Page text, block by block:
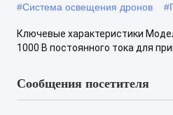
#Система освещения дронов #
Ключевые характеристики
1000 В постоянного тока для
Сообщения посетителя